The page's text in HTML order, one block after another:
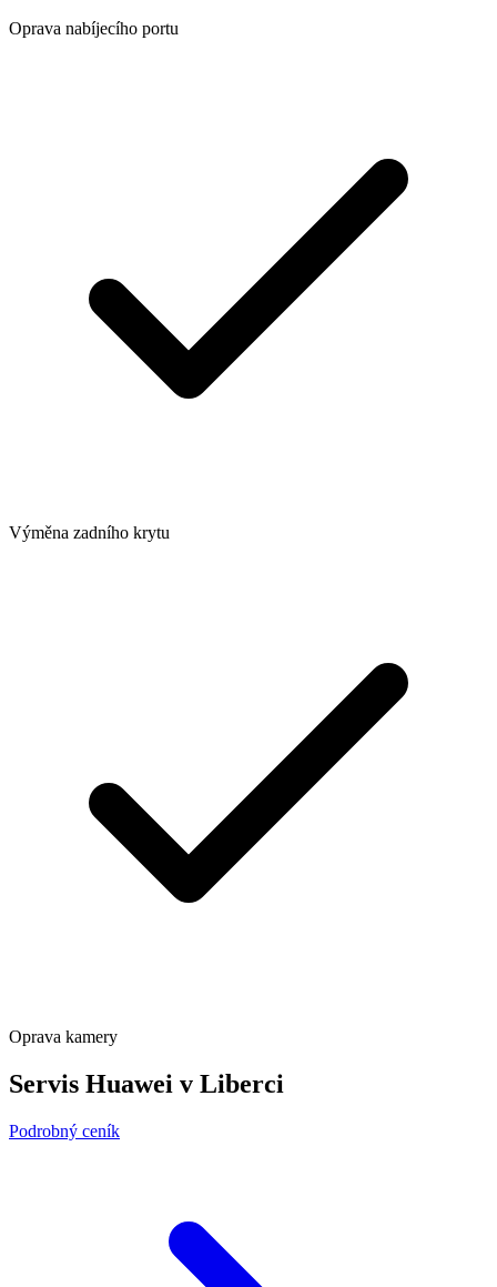
Oprava nabíjecího portu
Výměna zadního krytu
Oprava kamery
Servis Huawei v Liberci
Podrobný ceník